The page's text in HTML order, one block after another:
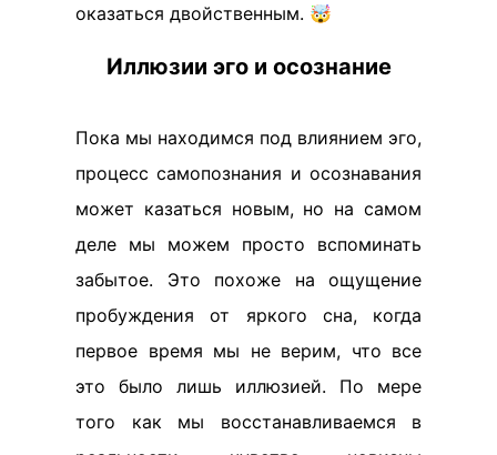
оказаться двойственным. 🤯
Иллюзии эго и осознание
Пока мы находимся под влиянием эго,
процесс самопознания и осознавания
может казаться новым, но на самом
деле мы можем просто вспоминать
забытое. Это похоже на ощущение
пробуждения от яркого сна, когда
первое время мы не верим, что все
это было лишь иллюзией. По мере
того как мы восстанавливаемся в